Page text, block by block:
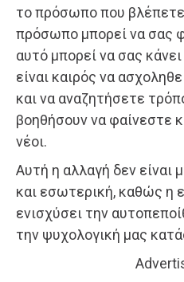
το πρόσωπο που
πρόσωπο μπορεί να σας
αυτό μπορεί να σας
είναι καιρός να
και να αναζητήσετε
βοηθήσουν να φαίνεστε
νέοι.
Αυτή η αλλαγή δεν είναι
και εσωτερική, καθώς η
ενισχύσει την
την ψυχολογική μας